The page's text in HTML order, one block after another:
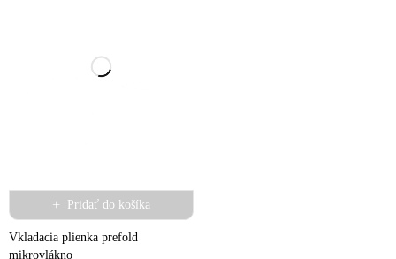
Pridať do košíka
Vkladacia plienka prefold
mikrovlákno